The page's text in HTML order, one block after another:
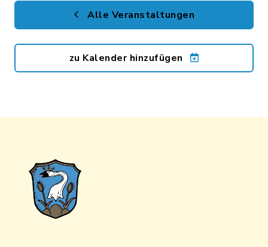
Alle Veranstaltungen
zu Kalender hinzufügen